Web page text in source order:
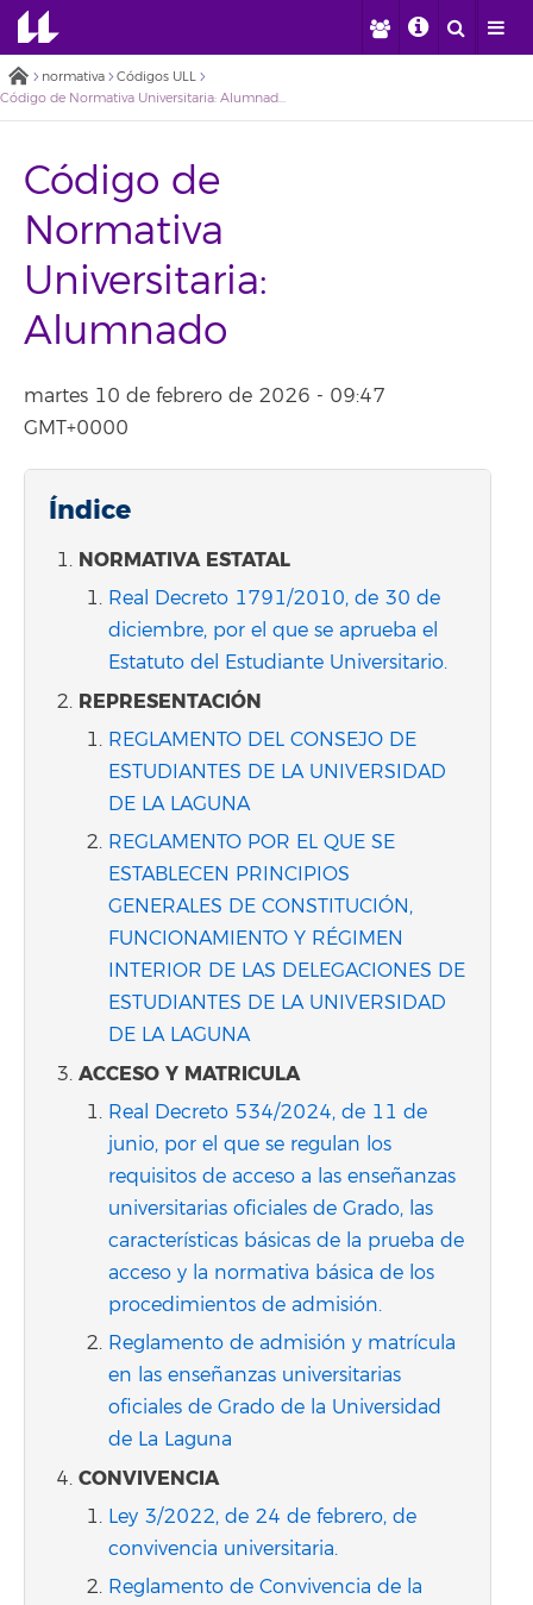
normativa
Códigos ULL
Código de Normativa Universitaria: Alumnado
Código de
Normativa
Universitaria:
Alumnado
martes 10 de febrero de 2026 - 09:47
GMT+0000
Índice
NORMATIVA ESTATAL
Real Decreto 1791/2010, de 30 de
diciembre, por el que se aprueba el
Estatuto del Estudiante Universitario.
REPRESENTACIÓN
REGLAMENTO DEL CONSEJO DE
ESTUDIANTES DE LA UNIVERSIDAD
DE LA LAGUNA
REGLAMENTO POR EL QUE SE
ESTABLECEN PRINCIPIOS
GENERALES DE CONSTITUCIÓN,
FUNCIONAMIENTO Y RÉGIMEN
INTERIOR DE LAS DELEGACIONES DE
ESTUDIANTES DE LA UNIVERSIDAD
DE LA LAGUNA
ACCESO Y MATRICULA
Real Decreto 534/2024, de 11 de
junio, por el que se regulan los
requisitos de acceso a las enseñanzas
universitarias oficiales de Grado, las
características básicas de la prueba de
acceso y la normativa básica de los
procedimientos de admisión.
Reglamento de admisión y matrícula
en las enseñanzas universitarias
oficiales de Grado de la Universidad
de La Laguna
CONVIVENCIA
Ley 3/2022, de 24 de febrero, de
convivencia universitaria.
Reglamento de Convivencia de la